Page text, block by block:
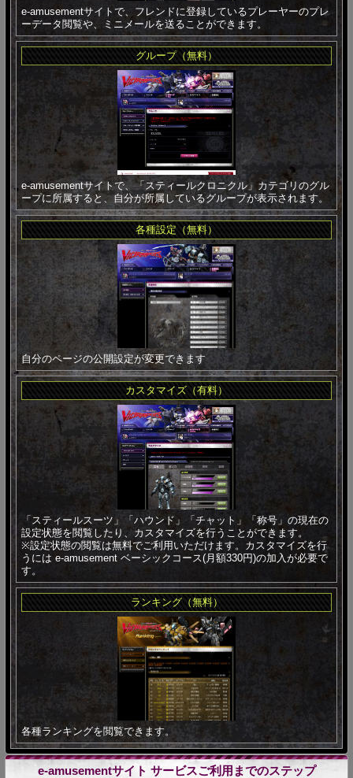
e-amusementサイトで、フレンドに登録しているプレーヤーのプレ
ーデータ閲覧や、ミニメールを送ることができます。
グループ（無料）
e-amusementサイトで、「スティールクロニクル」カテゴリのグル
ープに所属すると、自分が所属しているグループが表示されます。
各種設定（無料）
自分のページの公開設定が変更できます
カスタマイズ（有料）
「スティールスーツ」「ハウンド」「チャット」「称号」の現在の
設定状態を閲覧したり、カスタマイズを行うことができます。
※設定状態の閲覧は無料でご利用いただけます。カスタマイズを行
うには e-amusement ベーシックコース(月額330円)の加入が必要で
す。
ランキング（無料）
各種ランキングを閲覧できます。
e-amusementサイト サービスご利用までのステップ